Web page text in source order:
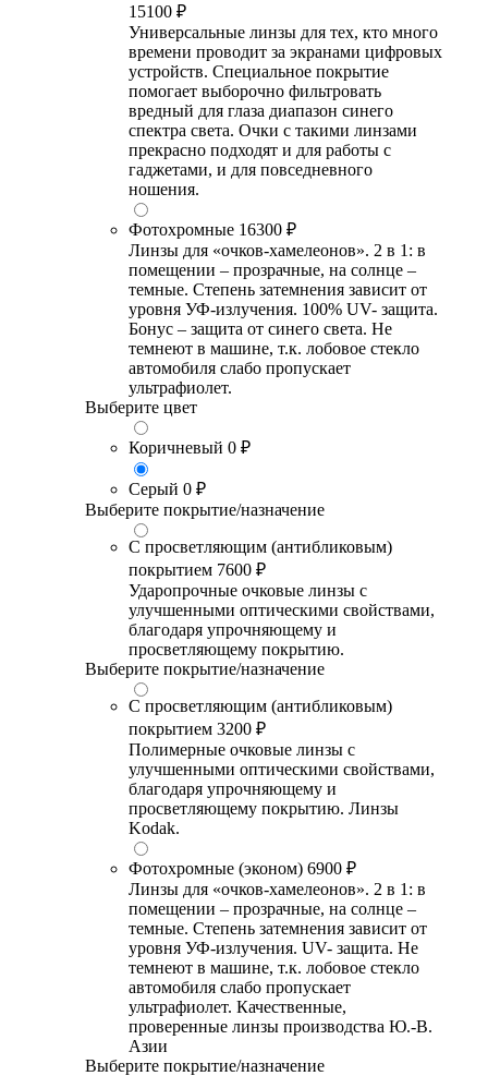
15100 ₽
Универсальные линзы для тех, кто много
времени проводит за экранами цифровых
устройств. Специальное покрытие
помогает выборочно фильтровать
вредный для глаза диапазон синего
спектра света. Очки с такими линзами
прекрасно подходят и для работы с
гаджетами, и для повседневного
ношения.
Фотохромные 16300 ₽
Линзы для «очков-хамелеонов». 2 в 1: в
помещении – прозрачные, на солнце –
темные. Степень затемнения зависит от
уровня УФ-излучения. 100% UV- защита.
Бонус – защита от синего света. Не
темнеют в машине, т.к. лобовое стекло
автомобиля слабо пропускает
ультрафиолет.
Выберите цвет
Коричневый 0 ₽
Серый 0 ₽
Выберите покрытие/назначение
С просветляющим (антибликовым)
покрытием 7600 ₽
Ударопрочные очковые линзы с
улучшенными оптическими свойствами,
благодаря упрочняющему и
просветляющему покрытию.
Выберите покрытие/назначение
С просветляющим (антибликовым)
покрытием 3200 ₽
Полимерные очковые линзы с
улучшенными оптическими свойствами,
благодаря упрочняющему и
просветляющему покрытию. Линзы
Kodak.
Фотохромные (эконом) 6900 ₽
Линзы для «очков-хамелеонов». 2 в 1: в
помещении – прозрачные, на солнце –
темные. Степень затемнения зависит от
уровня УФ-излучения. UV- защита. Не
темнеют в машине, т.к. лобовое стекло
автомобиля слабо пропускает
ультрафиолет. Качественные,
проверенные линзы производства Ю.-В.
Азии
Выберите покрытие/назначение